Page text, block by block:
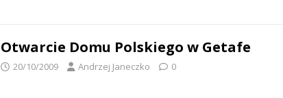
Otwarcie Domu Polskiego w Getafe
20/10/2009 Andrzej Janeczko 0